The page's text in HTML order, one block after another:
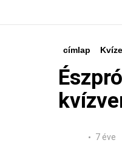
címlap
7 éve